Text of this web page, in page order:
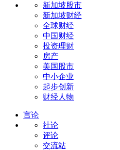
新加坡股市
新加坡财经
全球财经
中国财经
投资理财
房产
美国股市
中小企业
起步创新
财经人物
言论
社论
评论
交流站